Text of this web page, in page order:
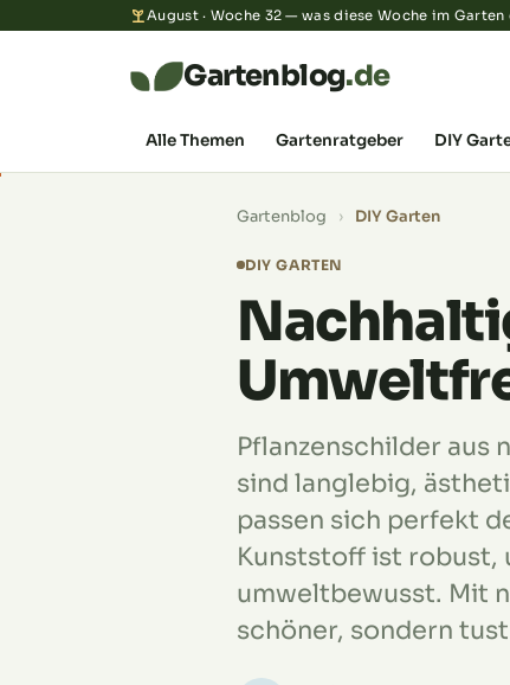
August · Woche 32 — was diese Woche im
Gartenblog.de
Alle Themen Gartenratgeber DIY
Gartenblog › DIY Garten
DIY GARTEN
Pflanzenschilder aus
sind langlebig,
passen sich perfekt
Kunststoff ist robust,
umweltbewusst. Mit
schöner, sondern